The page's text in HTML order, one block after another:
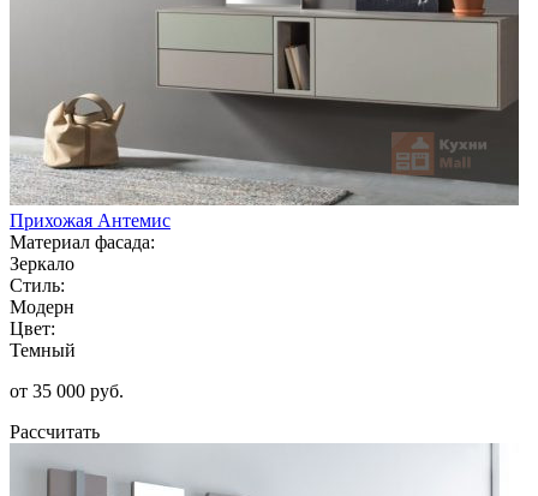
Прихожая Антемис
Материал фасада:
Зеркало
Стиль:
Модерн
Цвет:
Темный
от 35 000 руб.
Рассчитать